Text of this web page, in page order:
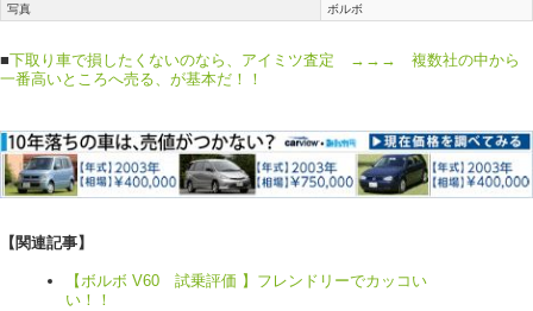
写真
ボルボ
■下取り車で損したくないのなら、アイミツ査定 →→→ 複数社の中から
一番高いところへ売る、が基本だ！！
【関連記事】
【ボルボ V60 試乗評価 】フレンドリーでカッコい
い！！